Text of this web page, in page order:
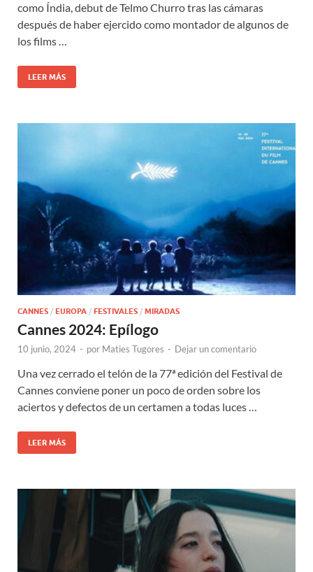
como Índia, debut de Telmo Churro tras las cámaras
después de haber ejercido como montador de algunos de
los films …
LEER MÁS
CANNES / EUROPA / FESTIVALES / MIRADAS
Cannes 2024: Epílogo
10 junio, 2024 - por Maties Tugores - Dejar un comentario
Una vez cerrado el telón de la 77ª edición del Festival de
Cannes conviene poner un poco de orden sobre los
aciertos y defectos de un certamen a todas luces …
LEER MÁS